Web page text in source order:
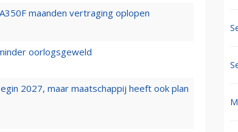
maanden vertraging oplopen
oorlogsgeweld
2027, maar maatschappij heeft ook plan